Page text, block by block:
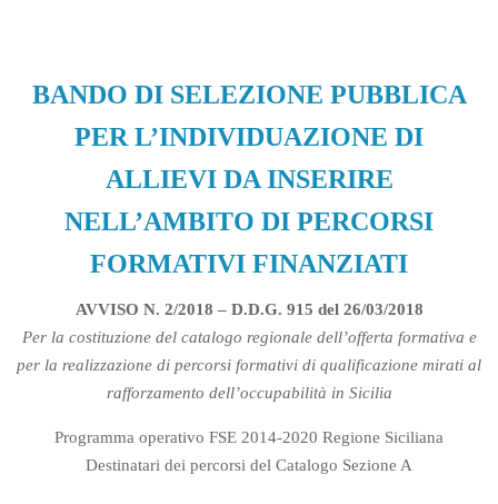
BANDO DI SELEZIONE PUBBLICA
PER L’INDIVIDUAZIONE DI
ALLIEVI DA INSERIRE
NELL’AMBITO DI PERCORSI
FORMATIVI FINANZIATI
AVVISO N. 2/2018 – D.D.G. 915 del 26/03/2018
Per la costituzione del catalogo regionale dell’offerta formativa e
per la realizzazione di percorsi formativi di qualificazione mirati al
rafforzamento dell’occupabilità in Sicilia
Programma operativo FSE 2014-2020 Regione Siciliana
Destinatari dei percorsi del Catalogo Sezione A